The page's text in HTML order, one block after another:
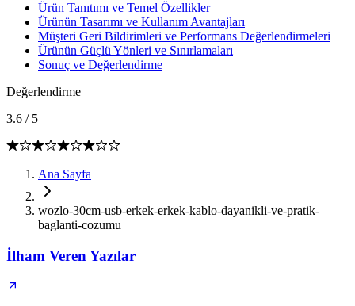
Ürün Tanıtımı ve Temel Özellikler
Ürünün Tasarımı ve Kullanım Avantajları
Müşteri Geri Bildirimleri ve Performans Değerlendirmeleri
Ürünün Güçlü Yönleri ve Sınırlamaları
Sonuç ve Değerlendirme
Değerlendirme
3.6 / 5
Ana Sayfa
wozlo-30cm-usb-erkek-erkek-kablo-dayanikli-ve-pratik-
baglanti-cozumu
İlham Veren Yazılar